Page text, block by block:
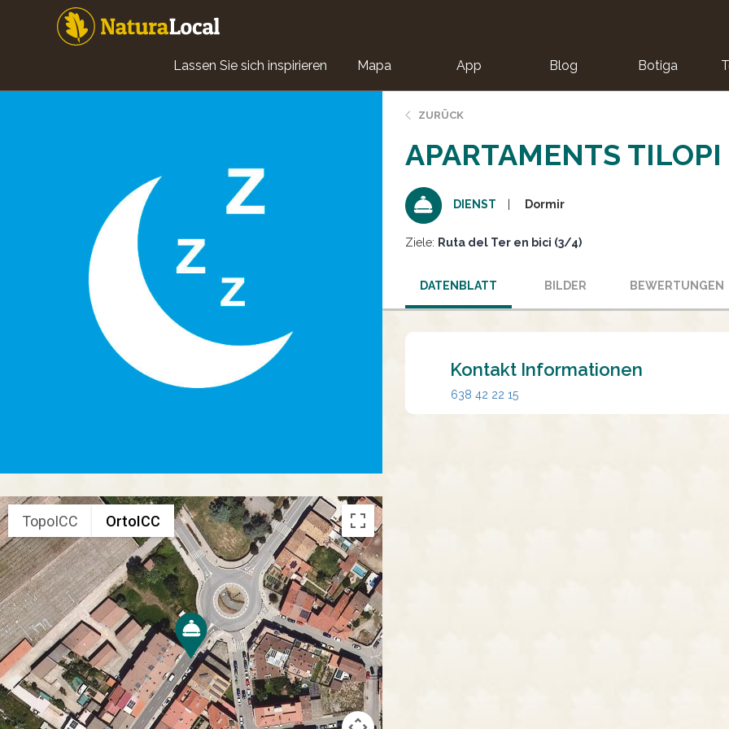
Main
navigation
Lassen Sie sich inspirieren Mapa App Blog Botiga
TopoICC OrtoICC
ZURÜCK
APARTAMENTS TILOPI
DIENST Dormir
Ziele: Ruta del Ter en bici (3/4)
DATENBLATT BILDER BEWERTUNGEN
Kontakt Informationen
638 42 22 15